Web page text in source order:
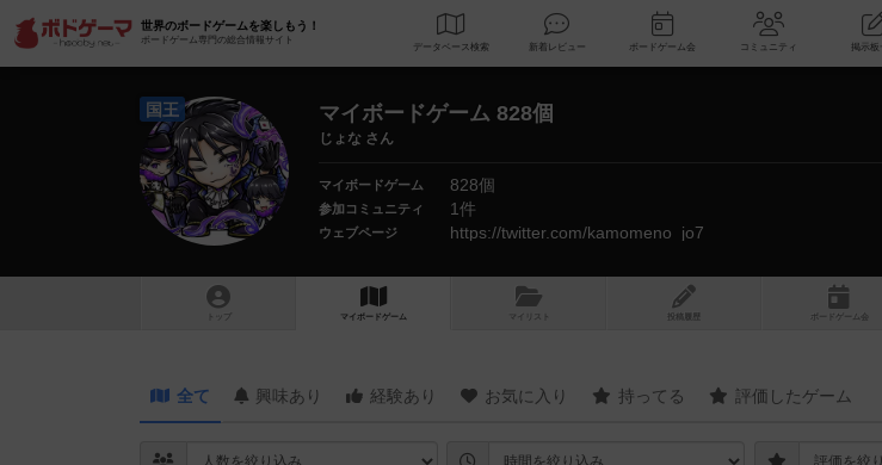
世界のボードゲームを楽しもう！
ボードゲーム専門の総合情報サイト
データベース 検索 新着レビュー ボードゲーム会 コミュニティ
国王 マイボードゲーム 828個
じょな さん
マイボードゲーム 828個
参加コミュニティ 1件
ウェブページ https://twitter.com/kamomeno_jo7
トップ マイボードゲーム マイリスト 投稿履歴 ボ ドゲ ーム
全て 興味あり 経験あり お気に入り 持ってる 評価したゲーム